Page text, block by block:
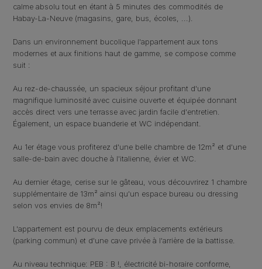
calme absolu tout en étant à 5 minutes des commodités de
Habay-La-Neuve (magasins, gare, bus, écoles, ...).
Dans un environnement bucolique l'appartement aux tons
modernes et aux finitions haut de gamme, se compose comme
suit :
Au rez-de-chaussée, un spacieux séjour profitant d'une
magnifique luminosité avec cuisine ouverte et équipée donnant
accès direct vers une terrasse avec jardin facile d'entretien.
Également, un espace buanderie et WC indépendant.
Au 1er étage vous profiterez d'une belle chambre de 12m² et d'une
salle-de-bain avec douche à l'italienne, évier et WC.
Au dernier étage, cerise sur le gâteau, vous découvrirez 1 chambre
supplémentaire de 13m² ainsi qu'un espace bureau ou dressing
selon vos envies de 8m²!
L'appartement est pourvu de deux emplacements extérieurs
(parking commun) et d'une cave privée à l'arrière de la battisse.
Au niveau technique: PEB : B !, électricité bi-horaire conforme,